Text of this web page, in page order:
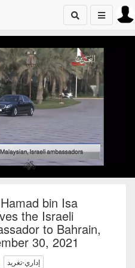
bin Isa
the Israeli
to Bahrain,
30, 2021
إداري-تغريد